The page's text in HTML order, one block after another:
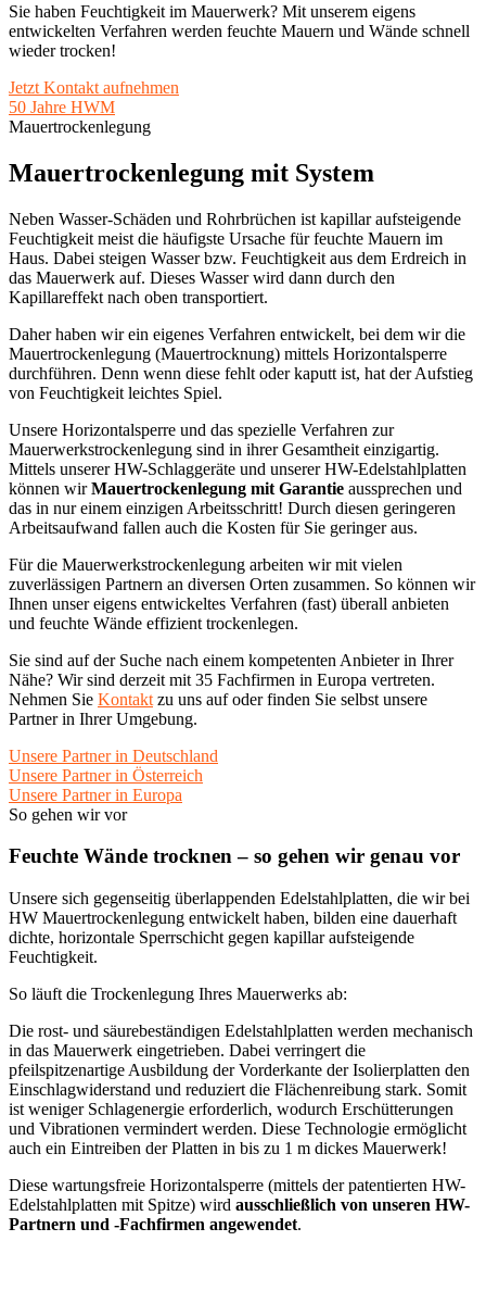
Sie haben Feuchtigkeit im Mauerwerk? Mit unserem eigens
entwickelten Verfahren werden feuchte Mauern und Wände schnell
wieder trocken!
Jetzt Kontakt aufnehmen
50 Jahre HWM
Mauertrockenlegung
Mauertrockenlegung mit System
Neben Wasser-Schäden und Rohrbrüchen ist kapillar aufsteigende
Feuchtigkeit meist die häufigste Ursache für feuchte Mauern im
Haus. Dabei steigen Wasser bzw. Feuchtigkeit aus dem Erdreich in
das Mauerwerk auf. Dieses Wasser wird dann durch den
Kapillareffekt nach oben transportiert.
Daher haben wir ein eigenes Verfahren entwickelt, bei dem wir die
Mauertrockenlegung (Mauertrocknung) mittels Horizontalsperre
durchführen. Denn wenn diese fehlt oder kaputt ist, hat der Aufstieg
von Feuchtigkeit leichtes Spiel.
Unsere Horizontalsperre und das spezielle Verfahren zur
Mauerwerkstrockenlegung sind in ihrer Gesamtheit einzigartig.
Mittels unserer HW-Schlaggeräte und unserer HW-Edelstahlplatten
können wirMauertrockenlegung mit Garantie aussprechen und
das in nur einem einzigen Arbeitsschritt! Durch diesen geringeren
Arbeitsaufwand fallen auch die Kosten für Sie geringer aus.
Für die Mauerwerkstrockenlegung arbeiten wir mit vielen
zuverlässigen Partnern an diversen Orten zusammen. So können wir
Ihnen unser eigens entwickeltes Verfahren (fast) überall anbieten
und feuchte Wände effizient trockenlegen.
Sie sind auf der Suche nach einem kompetenten Anbieter in Ihrer
Nähe? Wir sind derzeit mit 35 Fachfirmen in Europa vertreten.
Nehmen Sie Kontakt zu uns auf oder finden Sie selbst unsere
Partner in Ihrer Umgebung.
Unsere Partner in Deutschland
Unsere Partner in Österreich
Unsere Partner in Europa
So gehen wir vor
Feuchte Wände trocknen – so gehen wir genau vor
Unsere sich gegenseitig überlappenden Edelstahlplatten, die wir bei
HW Mauertrockenlegung entwickelt haben, bilden eine dauerhaft
dichte, horizontale Sperrschicht gegen kapillar aufsteigende
Feuchtigkeit.
So läuft die Trockenlegung Ihres Mauerwerks ab:
Die rost- und säurebeständigen Edelstahlplatten werden mechanisch
in das Mauerwerk eingetrieben. Dabei verringert die
pfeilspitzenartige Ausbildung der Vorderkante der Isolierplatten den
Einschlagwiderstand und reduziert die Flächenreibung stark. Somit
ist weniger Schlagenergie erforderlich, wodurch Erschütterungen
und Vibrationen vermindert werden. Diese Technologie ermöglicht
auch ein Eintreiben der Platten in bis zu 1 m dickes Mauerwerk!
Diese wartungsfreie Horizontalsperre (mittels der patentierten HW-
Edelstahlplatten mit Spitze) wird ausschließlich von unseren HW-
Partnern und -Fachfirmen angewendet.